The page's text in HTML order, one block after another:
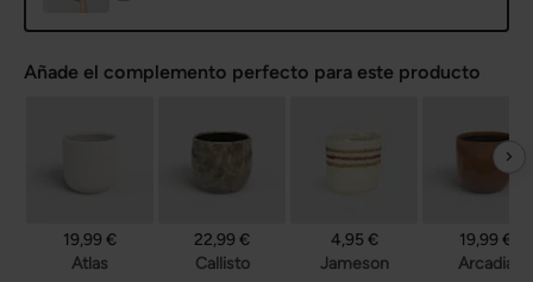
Añade el complemento perfecto para este producto
19,99 €
Atlas
22,99 €
Callisto
4,95 €
Jameson
19,99 €
Arcadia